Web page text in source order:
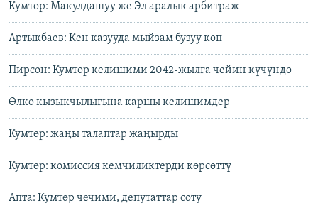
Кумтөр: Макулдашуу же Эл аралык арбитраж
Артыкбаев: Кен казууда мыйзам бузуу көп
Пирсон: Кумтөр келишими 2042-жылга чейин күчүндө
Өлкө кызыкчылыгына каршы келишимдер
Кумтөр: жаңы талаптар жаңырды
Кумтөр: комиссия кемчиликтерди көрсөттү
Апта: Кумтөр чечими, депутаттар соту